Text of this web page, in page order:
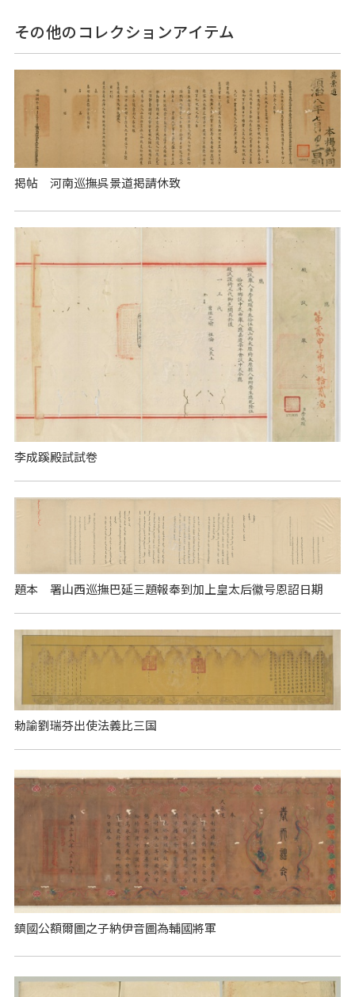
その他のコレクションアイテム
掲帖 河南巡撫呉景道掲請休致
李成蹊殿試試卷
題本 署山西巡撫巴延三題報奉到加上皇太后徽号恩詔日期
勅諭劉瑞芬出使法義比三国
鎮國公額爾圖之子納伊音圖為輔國將軍